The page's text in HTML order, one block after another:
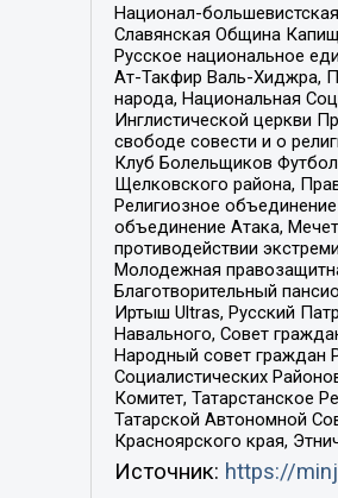
Национал-
Славянская Община
Русское национальное
Ат-Такфир Валь-Хиджра,
народа, Национальная
Инглистической церкви
свободе совести и о
Клуб Болельщиков
Щелковского района,
Религиозное
объединение Атака,
противодействии
Молодежная
Благотворительный
Иртыш Ultras, Русский
Навального, Совет
Народный совет граждан
Социалистических
Комитет, Татарстанское
Татарской Автономной
Красноярского края,
Источник: https://